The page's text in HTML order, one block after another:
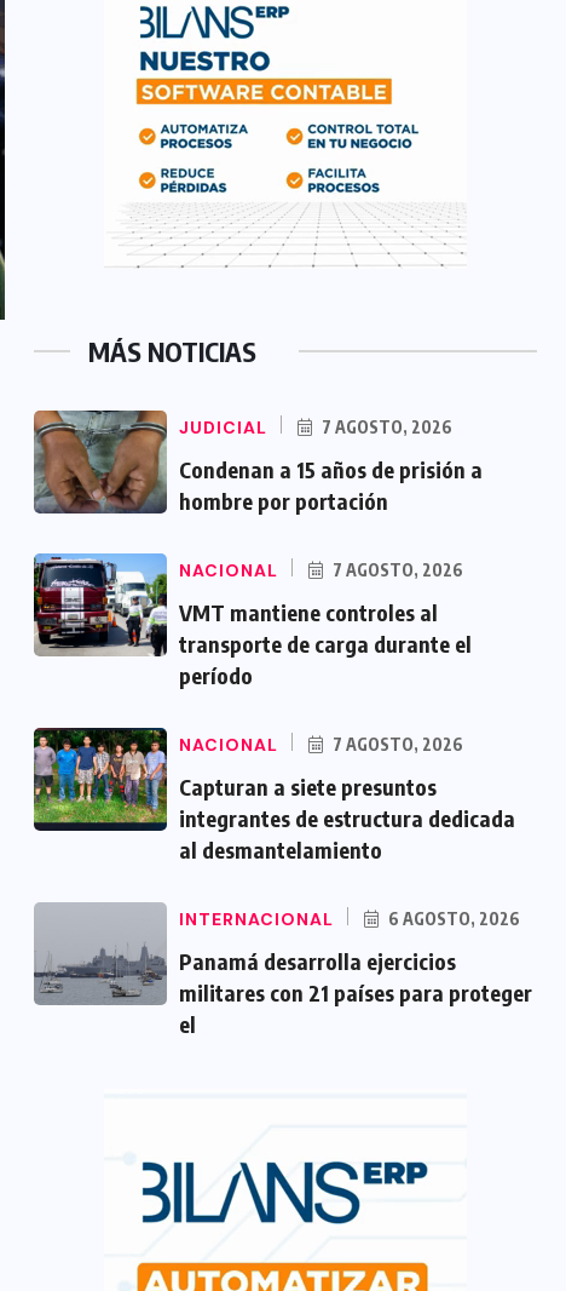
MÁS NOTICIAS
JUDICIAL 7 AGOSTO, 2026
Condenan a 15 años de prisión a
hombre por portación
NACIONAL 7 AGOSTO, 2026
VMT mantiene controles al
transporte de carga durante el
período
NACIONAL 7 AGOSTO, 2026
Capturan a siete presuntos
integrantes de estructura dedicada
al desmantelamiento
INTERNACIONAL 6 AGOSTO, 2026
Panamá desarrolla ejercicios
militares con 21 países para proteger
el